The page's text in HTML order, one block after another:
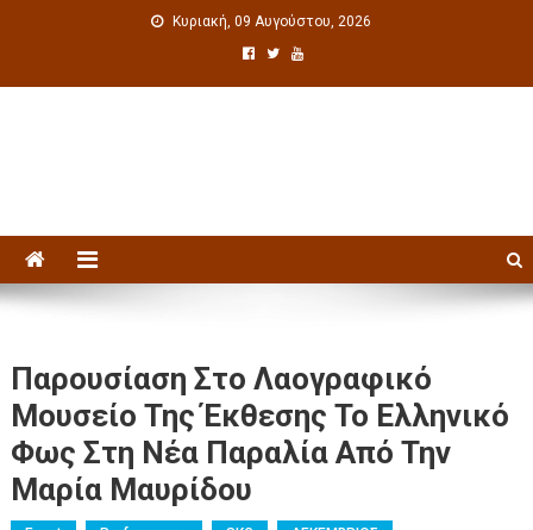
Κυριακή, 09 Αυγούστου, 2026
Παρουσίαση Στο Λαογραφικό
Μουσείο Της Έκθεσης Το Ελληνικό
Φως Στη Νέα Παραλία Από Την
Μαρία Μαυρίδου